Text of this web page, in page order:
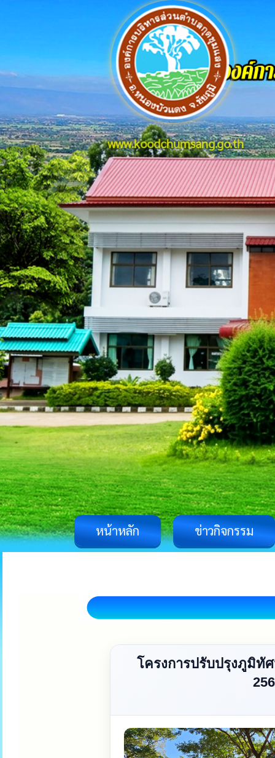
www.koodchumsang.go.th
หน้าหลัก ข่าวกิจกรรม
โครงการปรับปรุงภูมิทั